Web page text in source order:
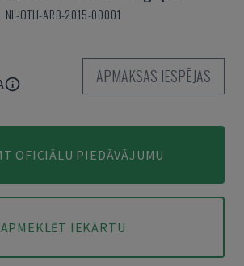
NL-OTH-ARB-2015-00001
APMAKSAS IESPĒJAS
OFICIĀLU PIEDĀVĀJUMU
APMEKLĒT IEKĀRTU